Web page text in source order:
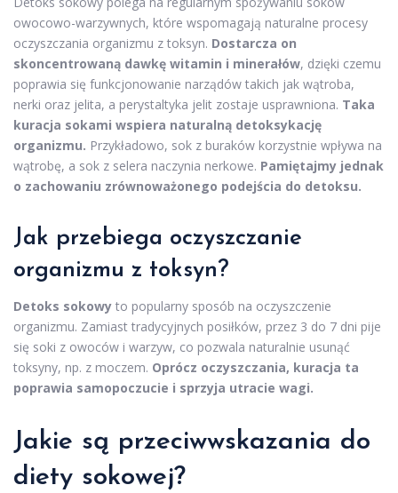
owocowo-warzywnych, które wspomagają naturalne procesy
oczyszczania organizmu z toksyn. Dostarcza on
skoncentrowaną dawkę witamin i minerałów, dzięki czemu
poprawia się funkcjonowanie narządów takich jak wątroba,
nerki oraz jelita, a perystaltyka jelit zostaje usprawniona. Taka
kuracja sokami wspiera naturalną detoksykację
organizmu. Przykładowo, sok z buraków korzystnie wpływa na
wątrobę, a sok z selera naczynia nerkowe. Pamiętajmy jednak
o zachowaniu zrównoważonego podejścia do detoksu.
Jak przebiega oczyszczanie
organizmu z toksyn?
Detoks sokowy to popularny sposób na oczyszczenie
organizmu. Zamiast tradycyjnych posiłków, przez 3 do 7 dni pije
się soki z owoców i warzyw, co pozwala naturalnie usunąć
toksyny, np. z moczem. Oprócz oczyszczania, kuracja ta
poprawia samopoczucie i sprzyja utracie wagi.
Jakie są przeciwwskazania do
diety sokowej?